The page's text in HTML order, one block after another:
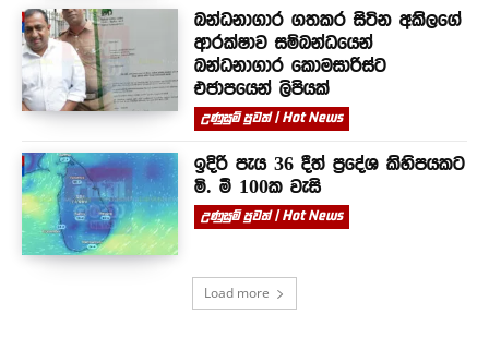
බන්ධනාගාර ගතකර සිටින අකිලගේ
ආරක්ෂාව සම්බන්ධයෙන්
බන්ධනාගාර කොමසාරිස්ට
එජාපයෙන් ලිපියක්
උණුසුම් පුවත් | Hot News
ඉදිරි පැය 36 දීත් ප්‍රදේශ කිහිපයකට
මි. මී 100ක වැසි
උණුසුම් පුවත් | Hot News
Load more